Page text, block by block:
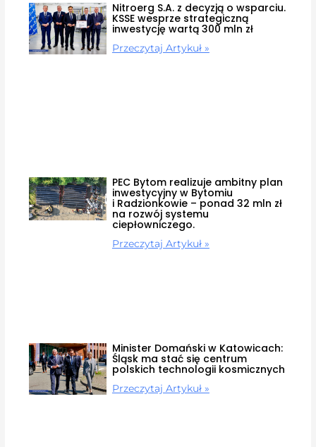
Nitroerg S.A. z decyzją o wsparciu.
KSSE wesprze strategiczną
inwestycję wartą 300 mln zł
Przeczytaj Artykuł »
PEC Bytom realizuje ambitny plan
inwestycyjny w Bytomiu
i Radzionkowie – ponad 32 mln zł
na rozwój systemu
ciepłowniczego.
Przeczytaj Artykuł »
Minister Domański w Katowicach:
Śląsk ma stać się centrum
polskich technologii kosmicznych
Przeczytaj Artykuł »